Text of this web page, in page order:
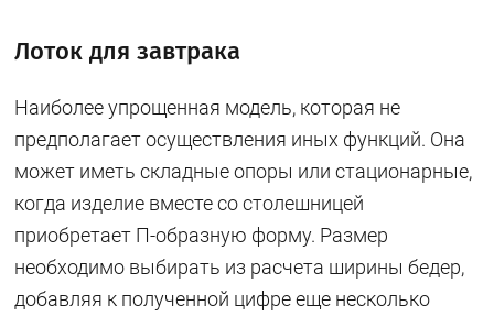
Лоток для завтрака
Наиболее упрощенная модель, которая не
предполагает осуществления иных функций. Она
может иметь складные опоры или стационарные,
когда изделие вместе со столешницей
приобретает П-образную форму. Размер
необходимо выбирать из расчета ширины бедер,
добавляя к полученной цифре еще несколько